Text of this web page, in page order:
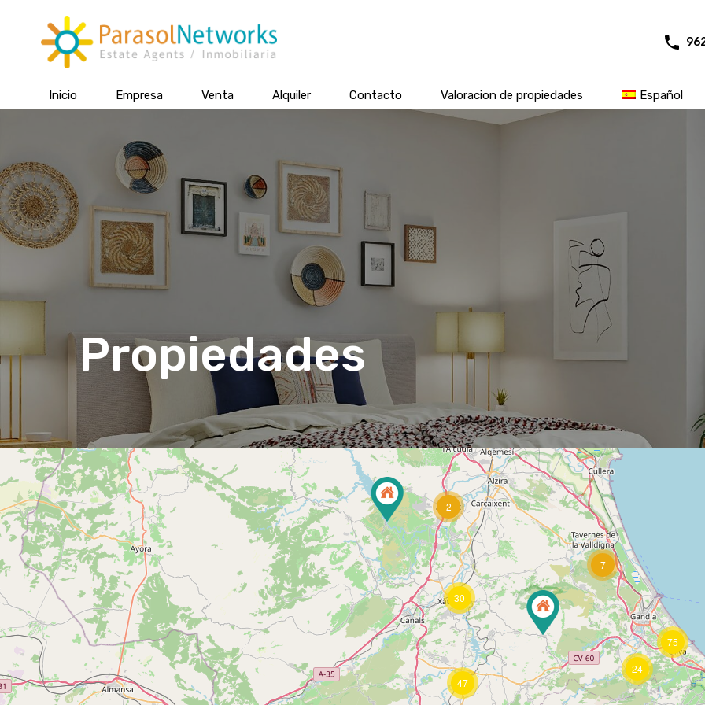
Inicio Empresa Venta Alquiler Contacto Valoracion de propiedades Español
Propiedades
47
7
24
75
2
30